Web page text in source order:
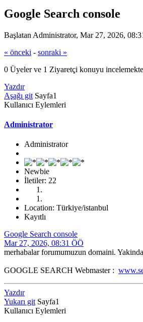
Google Search console
Başlatan Administrator, Mar 27, 2026,
« önceki - sonraki »
0 Üyeler ve 1 Ziyaretçi konuyu
Yazdır
Aşağı git Sayfa1
Kullanıcı Eylemleri
Administrator
Administrator
Newbie
İletiler: 22
Location: Türkiye/istanbul
Kayıtlı
Google Search console
Mar 27, 2026, 08:31 ÖÖ
merhabalar forumumuzun domaini.
GOOGLE SEARCH Webmaster :
Yazdır
Yukarı git Sayfa1
Kullanıcı Eylemleri